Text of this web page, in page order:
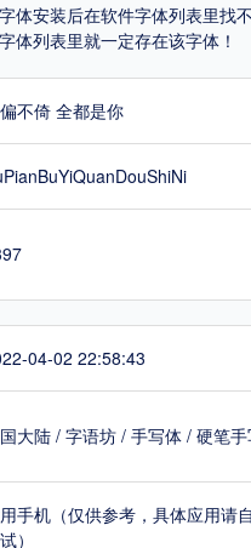
海报素材下载
序 字体人物 字体网站
体安装后在软件字体列表里
体列表里就一定存在该字体！
不倚 全都是你
04-02 22:58:43
大陆 / 字语坊 / 手写体 / 硬笔
手机（仅供参考，具体应用请
）